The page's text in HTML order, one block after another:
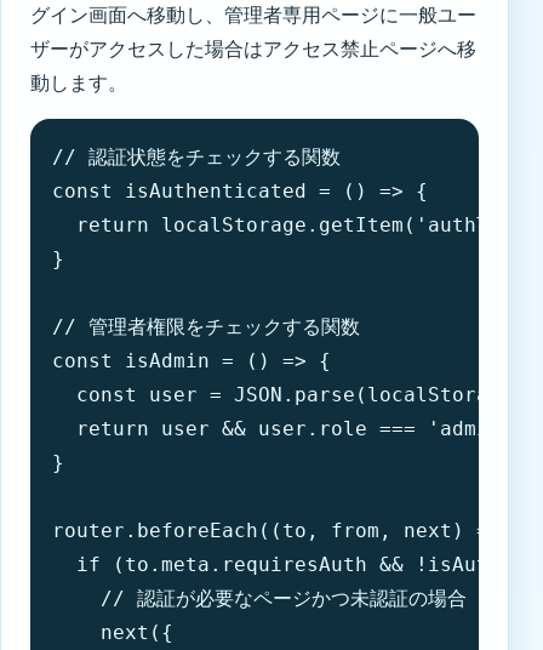
グイン画面へ移動し、管理者専用ページに一般ユー
ザーがアクセスした場合はアクセス禁止ページへ移
動します。
// 認証状態をチェックする関数
const isAuthenticated = () => {
return
}
// 管理者権限をチェックする関数
const isAdmin = () => {
const user =
  return user && user.role === 'admin'
}
router.beforeEach((to, from, next) => {
if (to.meta.requiresAuth &&
    // 認証が必要なページかつ未認証の場合
    next({